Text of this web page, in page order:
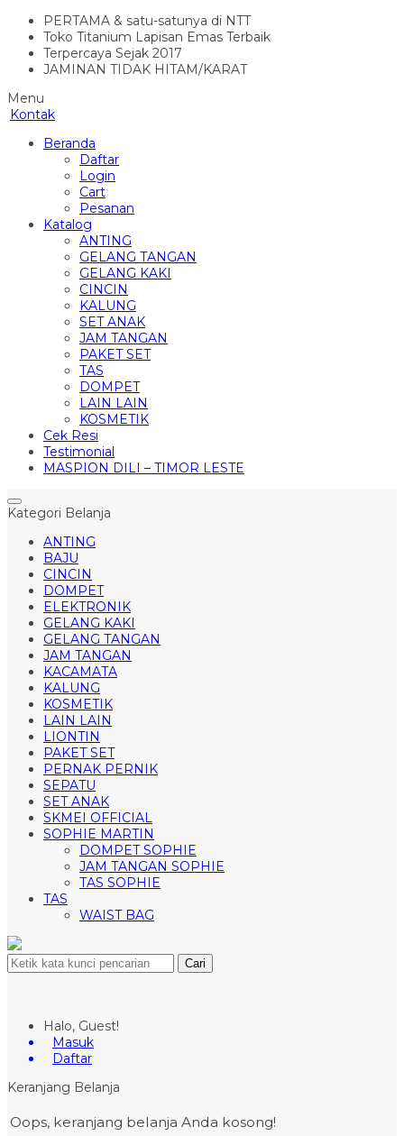
PERTAMA & satu-satunya di NTT
Toko Titanium Lapisan Emas Terbaik
Terpercaya Sejak 2017
JAMINAN TIDAK HITAM/KARAT
Menu
Kontak
Beranda
Daftar
Login
Cart
Pesanan
Katalog
ANTING
GELANG TANGAN
GELANG KAKI
CINCIN
KALUNG
SET ANAK
JAM TANGAN
PAKET SET
TAS
DOMPET
LAIN LAIN
KOSMETIK
Cek Resi
Testimonial
MASPION DILI – TIMOR LESTE
Kategori Belanja
ANTING
BAJU
CINCIN
DOMPET
ELEKTRONIK
GELANG KAKI
GELANG TANGAN
JAM TANGAN
KACAMATA
KALUNG
KOSMETIK
LAIN LAIN
LIONTIN
PAKET SET
PERNAK PERNIK
SEPATU
SET ANAK
SKMEI OFFICIAL
SOPHIE MARTIN
DOMPET SOPHIE
JAM TANGAN SOPHIE
TAS SOPHIE
TAS
WAIST BAG
Cari
Halo, Guest!
Masuk
Daftar
Keranjang Belanja
Oops, keranjang belanja Anda kosong!